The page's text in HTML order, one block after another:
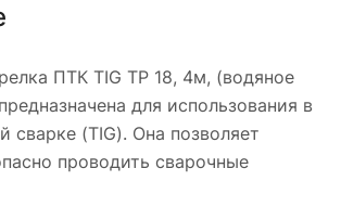
ПТК TIG TP 18, 4м, (водяное
для использования в
сварке (TIG). Она позволяет
проводить сварочные